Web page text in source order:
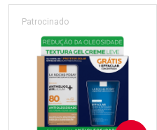
Patrocinado